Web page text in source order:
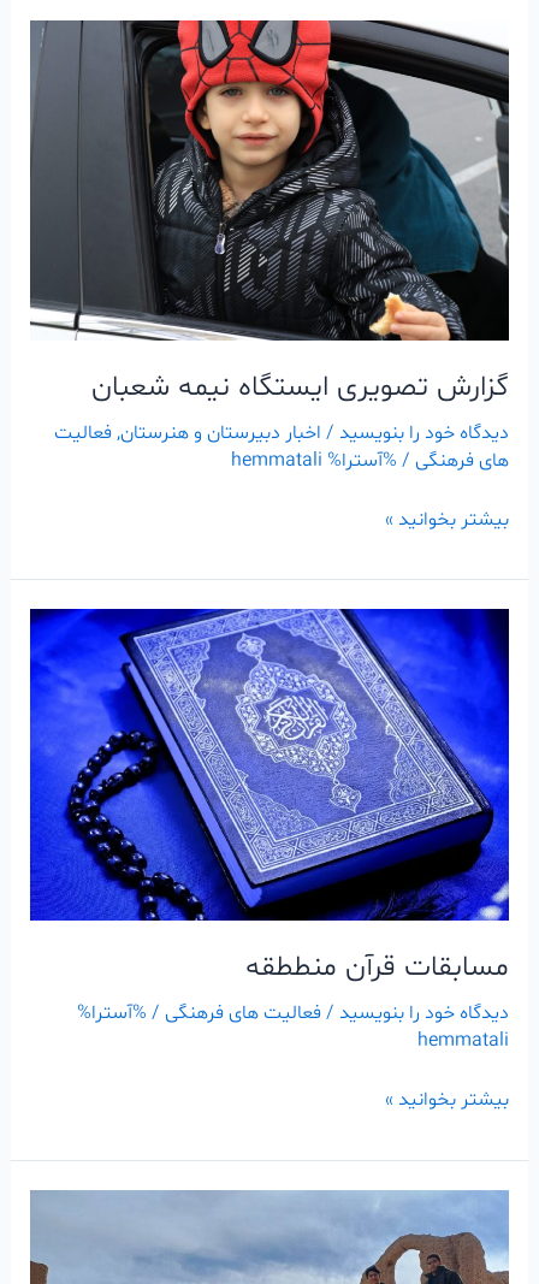
گزارش تصویری ایستگاه نیمه شعبان
دیدگاه‌ خود را بنویسید / اخبار دبیرستان و هنرستان,فعالیت
های فرهنگی/ %آسترا% hemmatali
گزارش
تصویری
ایستگاه
نیمه
شعبان
بیشتر بخوانید »
مسابقات قرآن منططقه
دیدگاه‌ خود را بنویسید /فعالیت های فرهنگی/ %آسترا%
hemmatali
مسابقات
قرآن
منططقه
بیشتر بخوانید »
تصویری
اردو